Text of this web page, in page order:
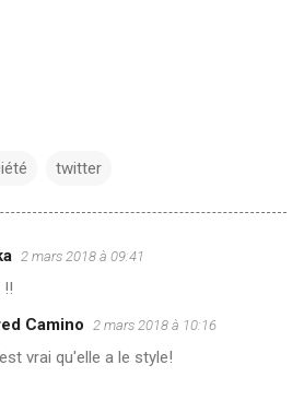
twitter
2 mars 2018 à 09:41
!!
Camino 2 mars 2018 à 10:16
vrai qu'elle a le style!